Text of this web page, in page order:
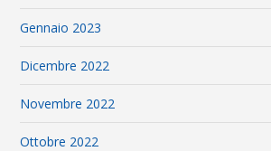
Gennaio 2023
Dicembre 2022
Novembre 2022
Ottobre 2022